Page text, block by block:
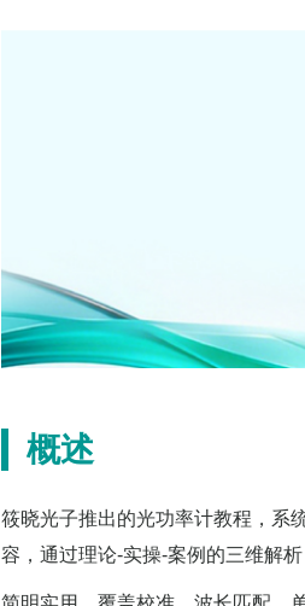
概述
筱晓光子推出的光功率计教程，系
容，通过理论-实操-案例的三维解